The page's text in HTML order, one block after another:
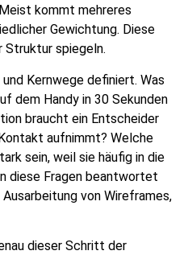
kommt mehreres
Gewichtung. Diese
Struktur spiegeln.
Kernwege definiert. Was
dem Handy in 30 Sekunden
braucht ein Entscheider
aufnimmt? Welche
sein, weil sie häufig in die
diese Fragen beantwortet
von Wireframes,
dieser Schritt der